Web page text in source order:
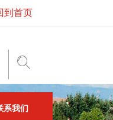
到首页
系我们